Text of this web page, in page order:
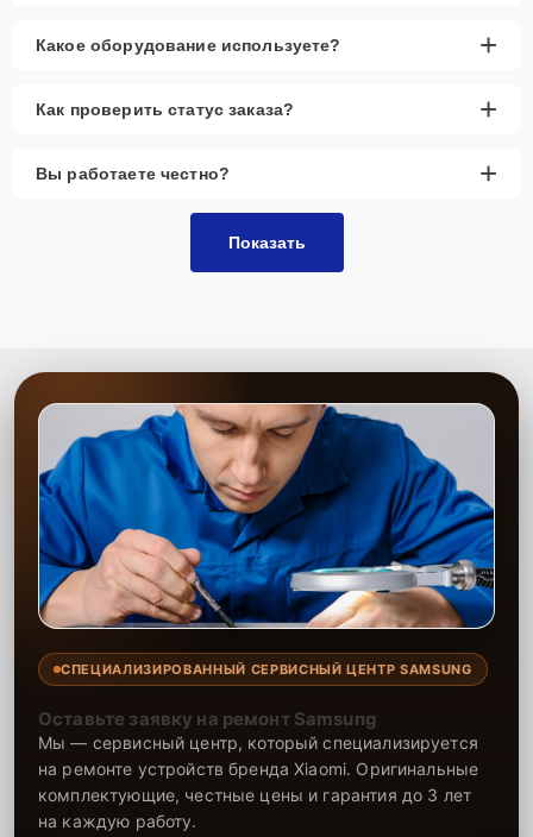
Какое оборудование используете? +
Как проверить статус заказа? +
Вы работаете честно? +
Показать
СПЕЦИАЛИЗИРОВАННЫЙ СЕРВИСНЫЙ ЦЕНТР SAMSUNG
Оставьте заявку на ремонт Samsung
Мы — сервисный центр, который специализируется
на ремонте устройств бренда Xiaomi. Оригинальные
комплектующие, честные цены и гарантия до 3 лет
на каждую работу.